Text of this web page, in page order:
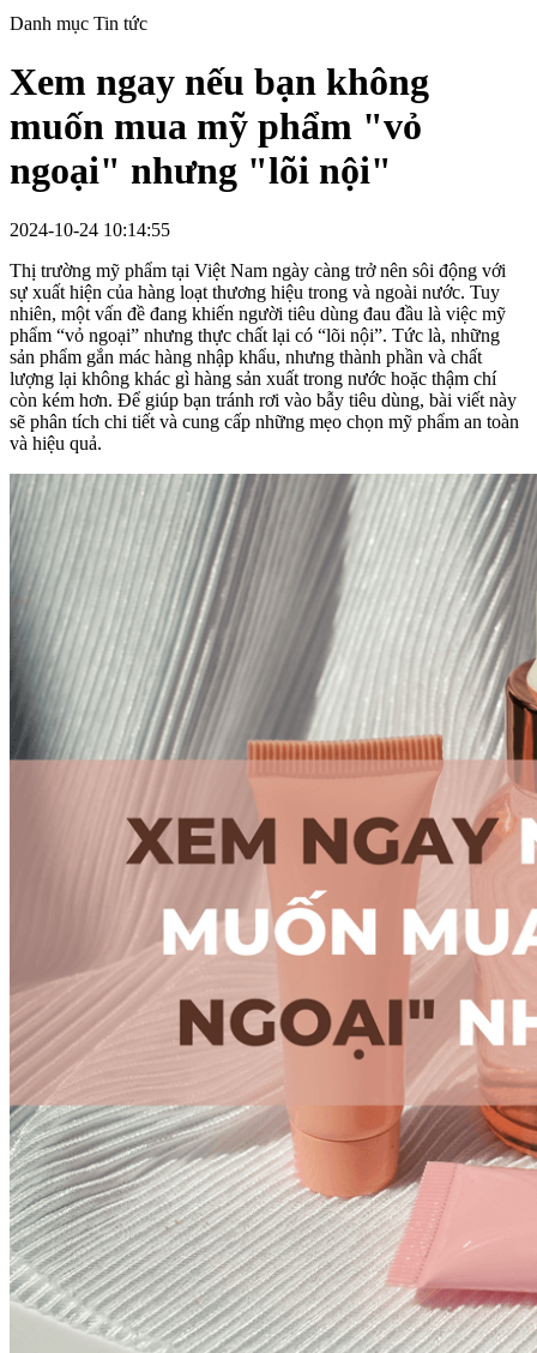
Danh mục Tin tức
Xem ngay nếu bạn không
muốn mua mỹ phẩm "vỏ
ngoại" nhưng "lõi nội"
2024-10-24 10:14:55
Thị trường mỹ phẩm tại Việt Nam ngày càng trở nên sôi động với
sự xuất hiện của hàng loạt thương hiệu trong và ngoài nước. Tuy
nhiên, một vấn đề đang khiến người tiêu dùng đau đầu là việc mỹ
phẩm “vỏ ngoại” nhưng thực chất lại có “lõi nội”. Tức là, những
sản phẩm gắn mác hàng nhập khẩu, nhưng thành phần và chất
lượng lại không khác gì hàng sản xuất trong nước hoặc thậm chí
còn kém hơn. Để giúp bạn tránh rơi vào bẫy tiêu dùng, bài viết này
sẽ phân tích chi tiết và cung cấp những mẹo chọn mỹ phẩm an toàn
và hiệu quả.